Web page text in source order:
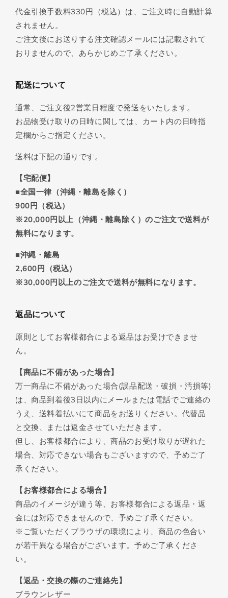
代金引換手数料330円（税込）は、ご注文時に自動計算
されません。
ご注文後にお送りする注文確認メールには記載されて
おりませんので、あらかじめご了承ください。
配送について
通常、ご注文後2営業日程度で発送をいたします。
お品物受け取りの日時に関しては、カート内の日時指
定欄からご指定ください。
送料は下記の通りです。
【宅配便】
■全国一律（沖縄・離島を除く）
900円（税込）
※20,000円以上（沖縄・離島除く）のご注文で送料が
無料になります。
■沖縄・離島
2,600円（税込）
※30,000円以上のご注文で送料が無料になります。
返品について
原則としてお客様都合による返品はお受けできませ
ん。
【商品に不備があった場合】
万一商品に不備があった場合(誤品配送・破損・汚損等)
は、商品到着後3日以内にメールまたは電話でご連絡の
うえ、送料着払いにて商品をお送りください。代替品
と交換、または返金させていただきます。
但し、お客様都合により、商品のお受け取りが遅れた
場合、対応できない場合もございますので、予めご了
承ください。
【お客様都合による場合】
商品のイメージが違う等、お客様都合による返品・返
金には対応できませんので、予めご了承ください。
※ご覧いただくブラウザの環境により、商品の色合い
が若干異なる場合がございます。予めご了承くださ
い。
【返品・交換の際のご連絡先】
ブラウンレザー